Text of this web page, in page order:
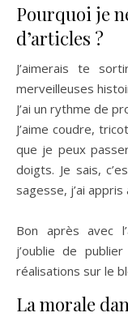
Pourquoi je
d’articles ?
J’aimerais te
merveilleuses
J’ai un rythme de
J’aime coudre,
que je peux
doigts. Je sais,
sagesse, j’ai
Bon après avec
j’oublie de
réalisations sur le
La morale